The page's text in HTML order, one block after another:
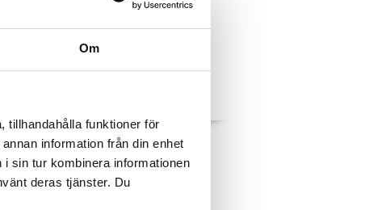
Om
tillhandahålla funktioner för
information från din enhet
sin tur kombinera informationen
deras tjänster. Du
Formula Hand
Norwegian Formula Lip
Care Spf20
NEUTROGENA
3,95